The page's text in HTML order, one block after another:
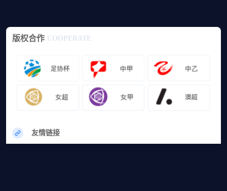
版权合作 COOPERATE
友情链接